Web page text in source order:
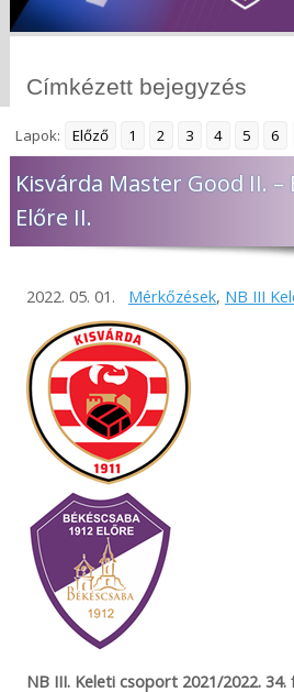
Címkézett bejegyzés
Lapok: Előző 1 2 3 4 5 6
Kisvárda Master Good II. –
Előre II.
2022. 05. 01. Mérkőzések, NB III
NB III. Keleti csoport 2021/2022.